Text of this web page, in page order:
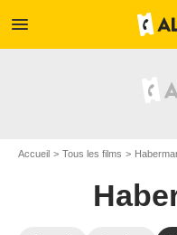
menu
Accueil Tous les films